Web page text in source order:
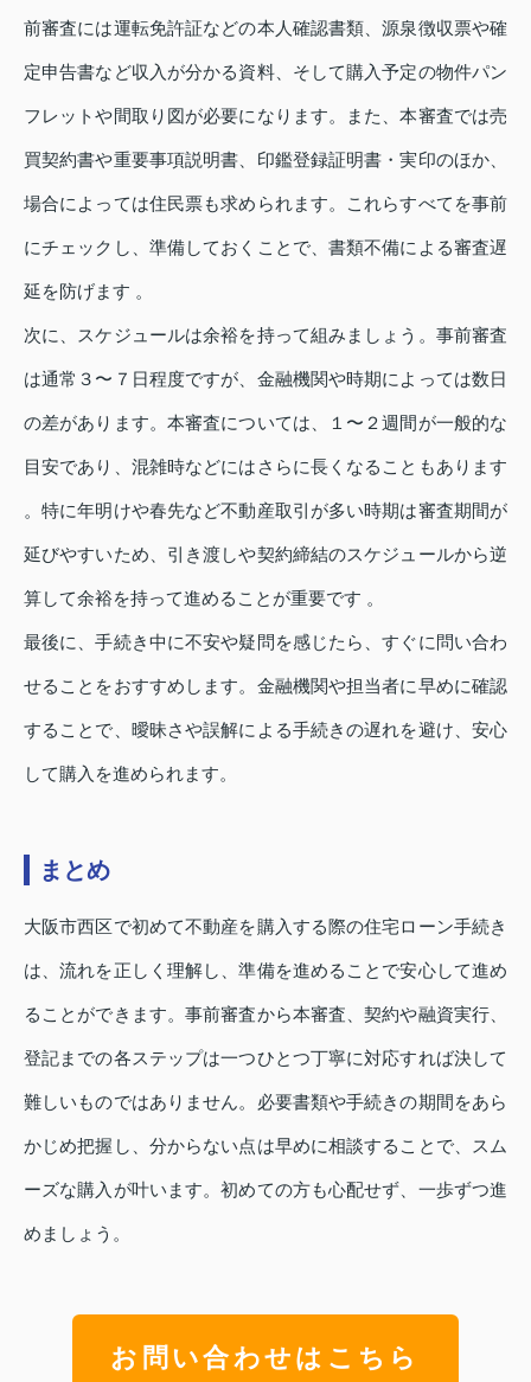
前審査には運転免許証などの本人確認書類、源泉徴収票や確
定申告書など収入が分かる資料、そして購入予定の物件パン
フレットや間取り図が必要になります。また、本審査では売
買契約書や重要事項説明書、印鑑登録証明書・実印のほか、
場合によっては住民票も求められます。これらすべてを事前
にチェックし、準備しておくことで、書類不備による審査遅
延を防げます 。
次に、スケジュールは余裕を持って組みましょう。事前審査
は通常３〜７日程度ですが、金融機関や時期によっては数日
の差があります。本審査については、１〜２週間が一般的な
目安であり、混雑時などにはさらに長くなることもあります
。特に年明けや春先など不動産取引が多い時期は審査期間が
延びやすいため、引き渡しや契約締結のスケジュールから逆
算して余裕を持って進めることが重要です 。
最後に、手続き中に不安や疑問を感じたら、すぐに問い合わ
せることをおすすめします。金融機関や担当者に早めに確認
することで、曖昧さや誤解による手続きの遅れを避け、安心
して購入を進められます。
まとめ
大阪市西区で初めて不動産を購入する際の住宅ローン手続き
は、流れを正しく理解し、準備を進めることで安心して進め
ることができます。事前審査から本審査、契約や融資実行、
登記までの各ステップは一つひとつ丁寧に対応すれば決して
難しいものではありません。必要書類や手続きの期間をあら
かじめ把握し、分からない点は早めに相談することで、スム
ーズな購入が叶います。初めての方も心配せず、一歩ずつ進
めましょう。
お問い合わせはこちら